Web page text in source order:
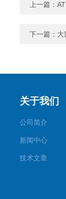
上一篇：
下一篇： 大
关于我们
公司简介
新闻中心
技术文章